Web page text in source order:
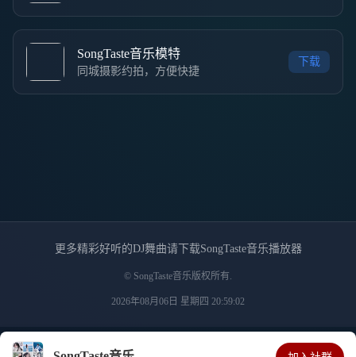
SongTaste音乐模特
同城摄影约拍，方便快捷
下载
更多精彩好听的DJ舞曲请下载SongTaste音乐播放器
© SongTaste音乐版权所有.
2026年08月06日 星期四 20:59:02